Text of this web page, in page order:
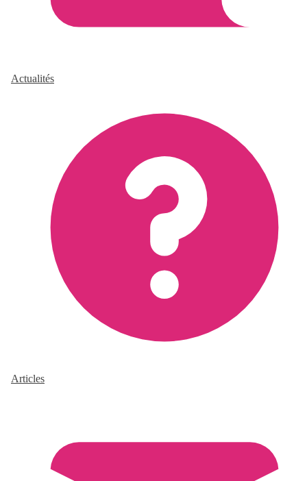
Actualités
Articles